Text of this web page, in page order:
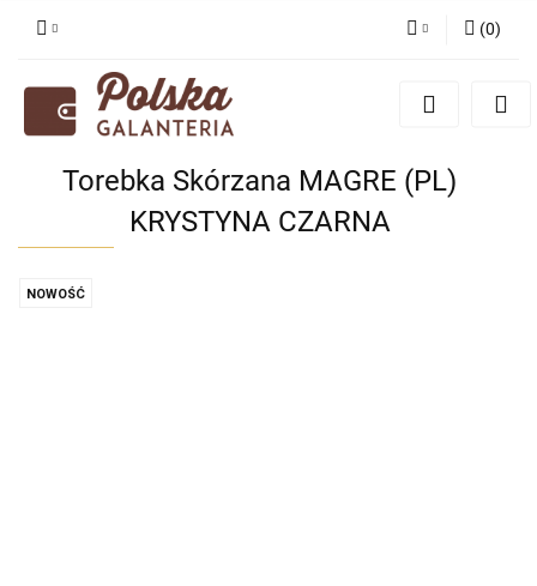
Zaloguj się
Zgody cookies
(0)
Torebka Skórzana MAGRE (PL)
KRYSTYNA CZARNA
NOWOŚĆ